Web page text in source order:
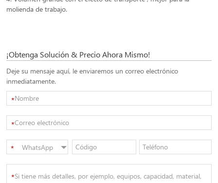
molienda de trabajo.
¡Obtenga Solución & Precio Ahora Mismo!
Deje su mensaje aquí, le enviaremos un correo electrónico
inmediatamente.
*
*
WhatsApp
*